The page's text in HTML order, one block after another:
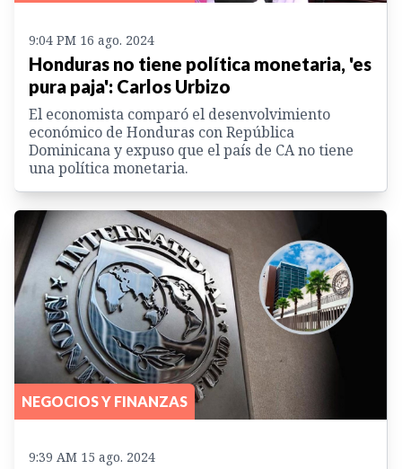
9:04 PM 16 ago. 2024
Honduras no tiene política monetaria, 'es
pura paja': Carlos Urbizo
El economista comparó el desenvolvimiento
económico de Honduras con República
Dominicana y expuso que el país de CA no tiene
una política monetaria.
NEGOCIOS Y FINANZAS
9:39 AM 15 ago. 2024